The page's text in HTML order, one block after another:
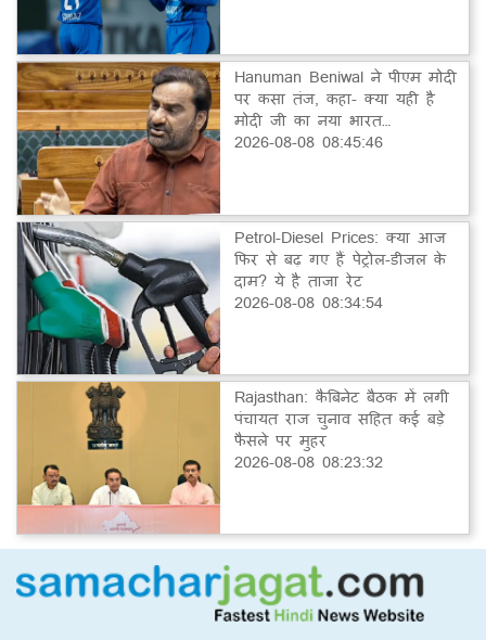
Hanuman Beniwal ने पीएम मोदी
पर कसा तंज, कहा- क्या यही है
मोदी जी का नया भारत…
2026-08-08 08:45:46
Petrol-Diesel Prices: क्या आज
फिर से बढ़ गए हैं पेट्रोल-डीजल के
दाम? ये है ताजा रेट
2026-08-08 08:34:54
Rajasthan: कैबिनेट बैठक में लगी
पंचायत राज चुनाव सहित कई बड़े
फैसले पर मुहर
2026-08-08 08:23:32